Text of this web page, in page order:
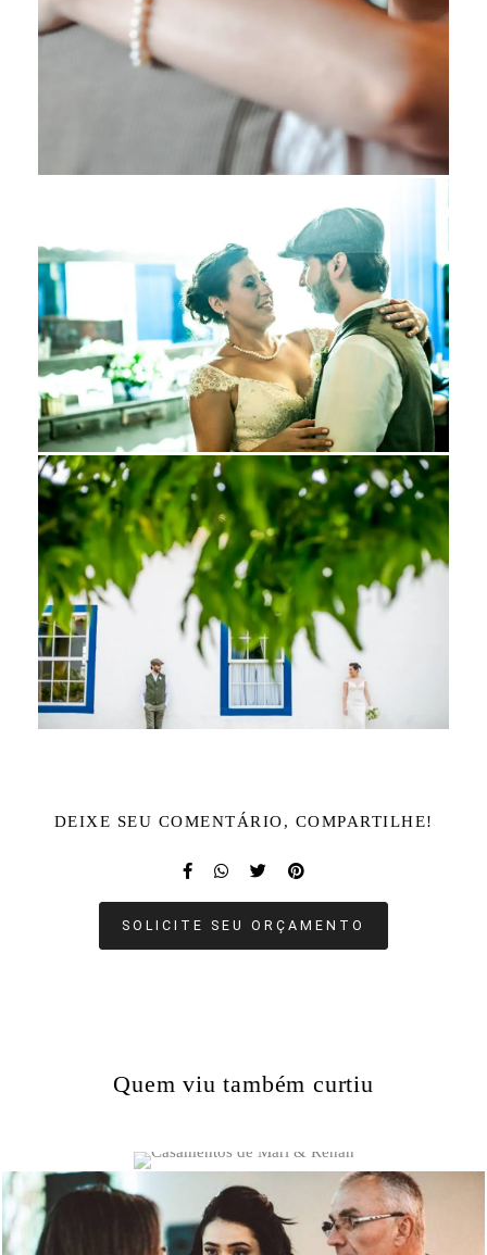
DEIXE SEU COMENTÁRIO, COMPARTILHE!
SOLICITE SEU ORÇAMENTO
Quem viu também curtiu
1630